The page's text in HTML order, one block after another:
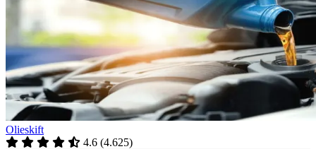
Olieskift
4.6 (4.625)